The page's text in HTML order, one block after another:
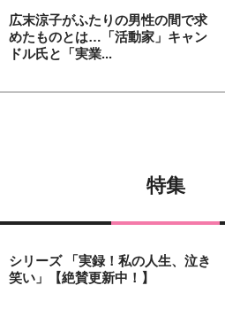
広末涼子がふたりの男性の間で求
めたものとは…「活動家」キャン
ドル氏と「実業...
特集
シリーズ 「実録！私の人生、泣き
笑い」【絶賛更新中！】